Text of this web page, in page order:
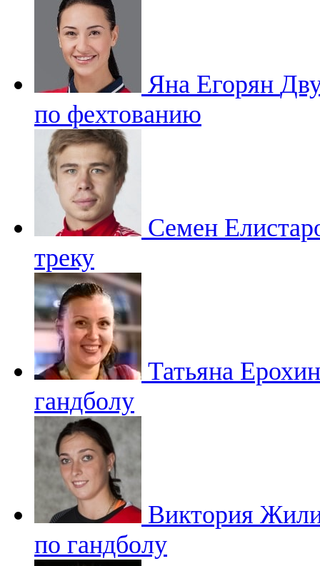
Яна Егорян
по фехтованию
Семен
треку
Татьяна
гандболу
Виктория
по гандболу